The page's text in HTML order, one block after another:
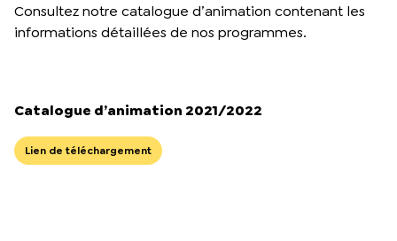
Consultez notre catalogue d’animation contenant les
informations détaillées de nos programmes.
Catalogue d’animation 2021/2022
Lien de téléchargement